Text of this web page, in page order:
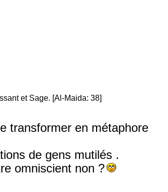
et Sage. [Al-Maida: 38]
transformer en métaphore
de gens mutilés .
omniscient non ?